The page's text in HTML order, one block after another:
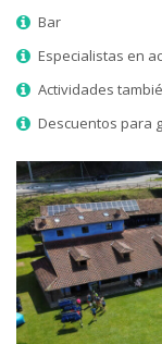
Bar
Especialistas en
Actividades
Descuentos para